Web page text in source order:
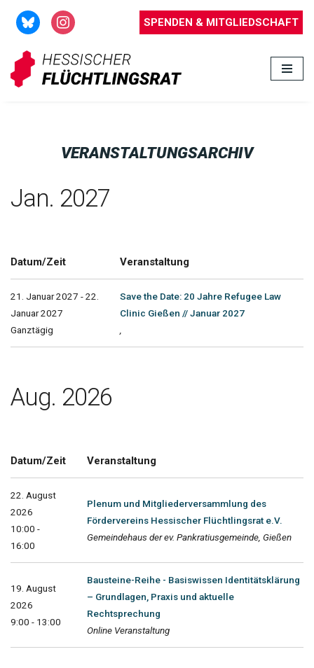
Zum
Inhalt
springen
SPENDEN & MITGLIEDSCHAFT
VERANSTALTUNGSARCHIV
Jan. 2027
Datum/Zeit Veranstaltung
21. Januar 2027 - 22.
Januar 2027
Ganztägig
Save the Date: 20 Jahre Refugee Law
Clinic Gießen // Januar 2027
Aug. 2026
Datum/Zeit Veranstaltung
22. August
2026
10:00 -
16:00
Plenum und Mitgliederversammlung des
Fördervereins Hessischer Flüchtlingsrat e.V.
Gemeindehaus der ev. Pankratiusgemeinde, Gießen
19. August
2026
9:00 - 13:00
Bausteine-Reihe - Basiswissen Identitätsklärung
– Grundlagen, Praxis und aktuelle
Rechtsprechung
Online Veranstaltung